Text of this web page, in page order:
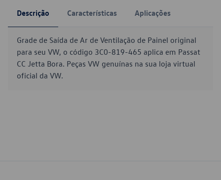
Descrição Características Aplicações
Grade de Saída de Ar de Ventilação de Painel original
para seu VW, o código 3C0-819-465 aplica em Passat
CC Jetta Bora. Peças VW genuínas na sua loja virtual
oficial da VW.